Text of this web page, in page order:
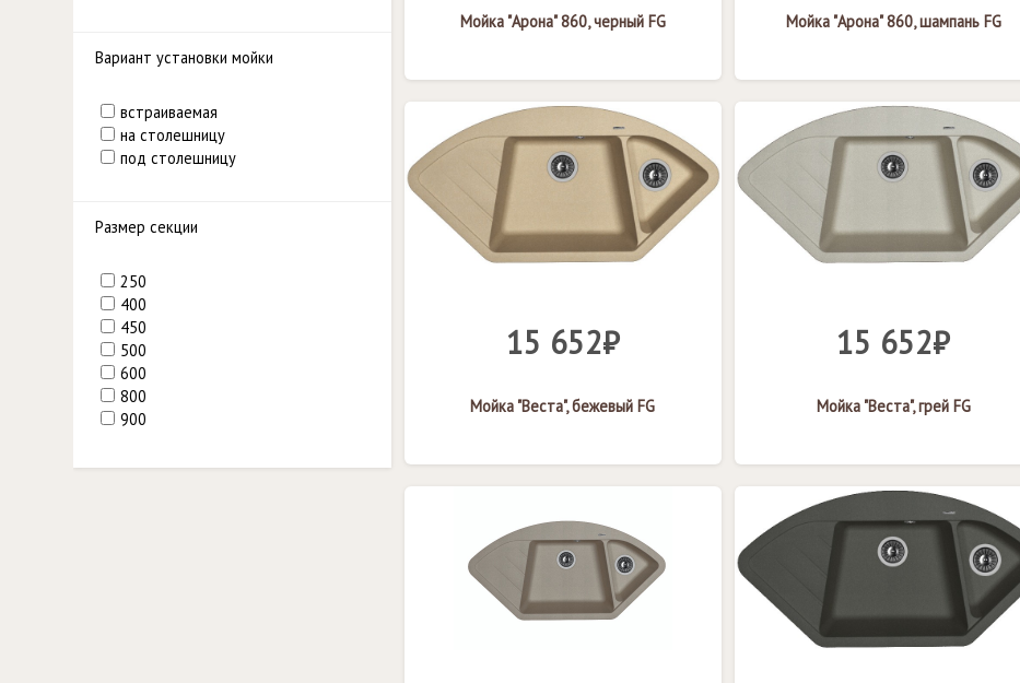
Вариант установки мойки
встраиваемая
на столешницу
под столешницу
Размер секции
250
400
450
500
600
800
900
Мойка "Арона" 860, черный FG Мойка "Арона" 860, шампань FG
15 652₽
Мойка "Веста", бежевый FG
15 652₽
Мойка "Веста", грей FG